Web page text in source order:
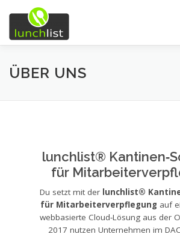
Zum Inhalt springen
START FUNKTIONEN
KONTAKT
ÜBER UNS
lunchlist®
für
Du setzt mit der lunchlist®
für Mitarbeiterverpflegung auf
webbasierte Cloud‑Lösung aus der
2017 nutzen Unternehmen im